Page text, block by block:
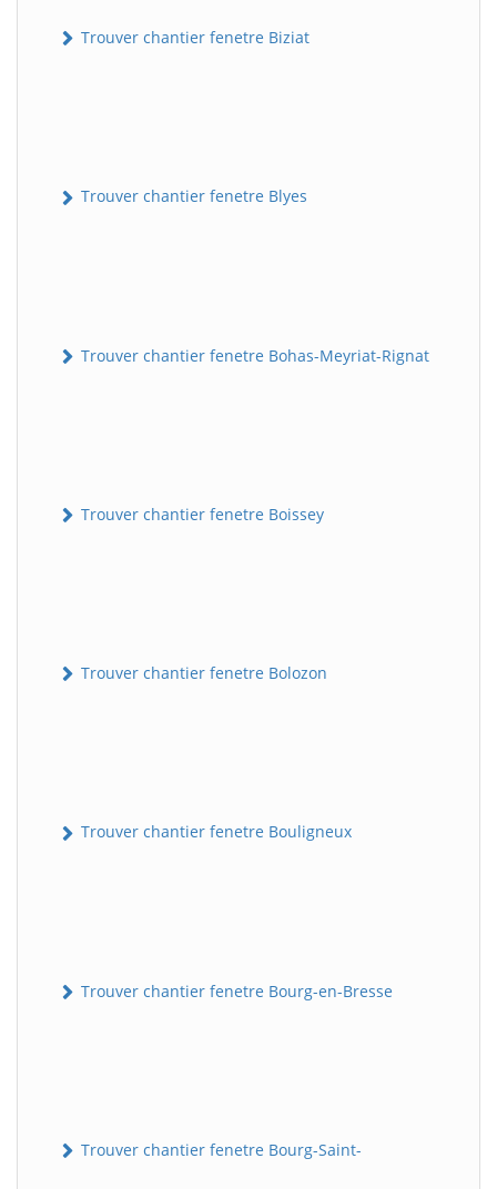
Trouver chantier fenetre Biziat
Trouver chantier fenetre Blyes
Trouver chantier fenetre Bohas-Meyriat-Rignat
Trouver chantier fenetre Boissey
Trouver chantier fenetre Bolozon
Trouver chantier fenetre Bouligneux
Trouver chantier fenetre Bourg-en-Bresse
Trouver chantier fenetre Bourg-Saint-